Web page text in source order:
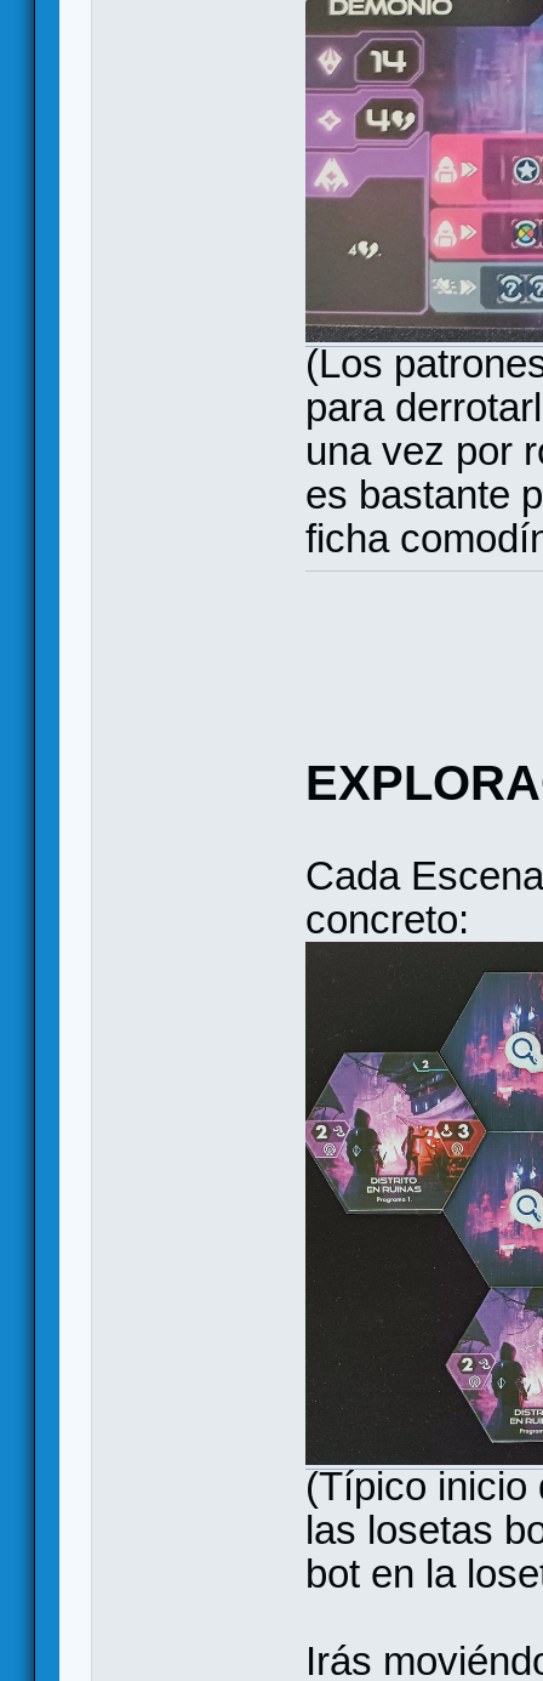
(Los
para
una vez por
es bastante
ficha
Cada
concreto:
(Típico inicio
las losetas
bot en la
Irás